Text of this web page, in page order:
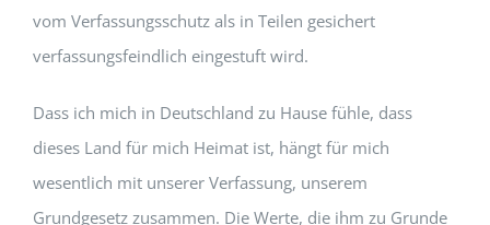
vom Verfassungsschutz als in Teilen gesichert
verfassungsfeindlich eingestuft wird.
Dass ich mich in Deutschland zu Hause fühle, dass
dieses Land für mich Heimat ist, hängt für mich
wesentlich mit unserer Verfassung, unserem
Grundgesetz zusammen. Die Werte, die ihm zu Grunde